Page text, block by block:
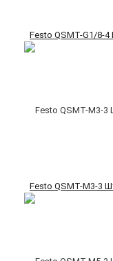
Festo QSMT-G1/8-4
Festo QSMT-M3-3